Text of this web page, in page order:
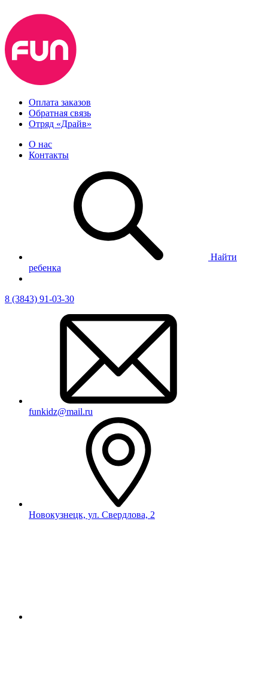
Оплата заказов
Обратная связь
Отряд «Драйв»
О нас
Контакты
Найти
ребенка
8 (3843) 91-03-30
funkidz@mail.ru
Новокузнецк, ул. Свердлова, 2